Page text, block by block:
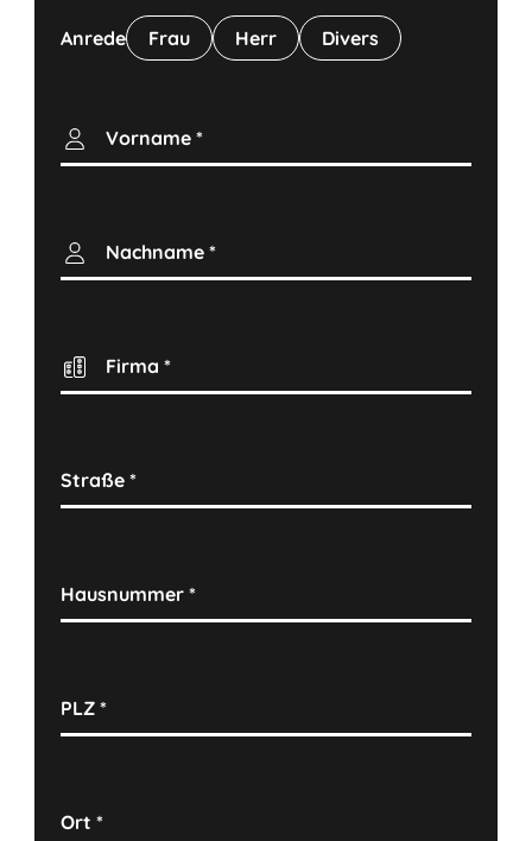
Anrede Frau Herr Divers
Vorname*
Nachname*
Firma*
Straße*
Hausnummer*
PLZ*
Ort*